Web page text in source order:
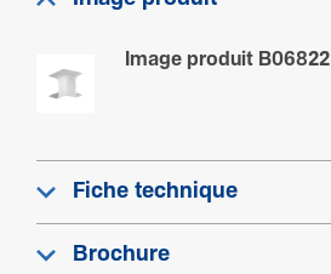
Image produit B06822
Fiche technique
Brochure